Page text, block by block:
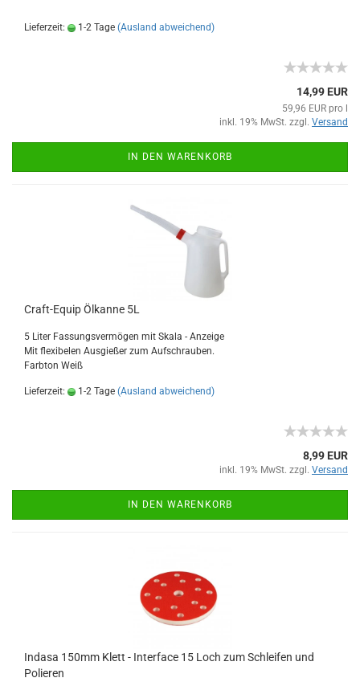
Lieferzeit: 1-2 Tage (Ausland abweichend)
14,99 EUR
59,96 EUR pro l
inkl. 19% MwSt. zzgl. Versand
IN DEN WARENKORB
Craft-Equip Ölkanne 5L
5 Liter Fassungsvermögen mit Skala - Anzeige
Mit flexibelen Ausgießer zum Aufschrauben.
Farbton Weiß
Lieferzeit: 1-2 Tage (Ausland abweichend)
8,99 EUR
inkl. 19% MwSt. zzgl. Versand
IN DEN WARENKORB
Indasa 150mm Klett - Interface 15 Loch zum Schleifen und
Polieren